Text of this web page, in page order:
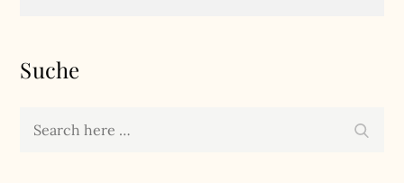
Suche